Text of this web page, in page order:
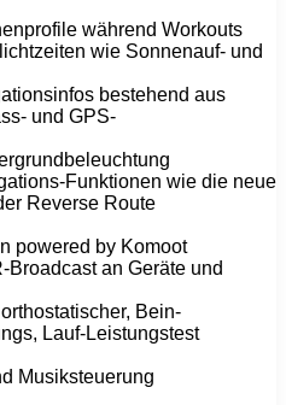
während Workouts
wie Sonnenauf- und
bestehend aus
und GPS-
Funktionen wie die neue
Reverse Route
powered by Komoot
Broadcast an Geräte und
Bein-
Lauf-Leistungstest
Musiksteuerung